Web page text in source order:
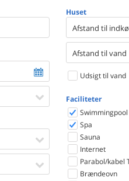
Huset
Afstand til
Afstand til vand
Udsigt til vand
Faciliteter
Swimmingpool
Spa
Sauna
Internet
Parabol/kabel
Brændeovn